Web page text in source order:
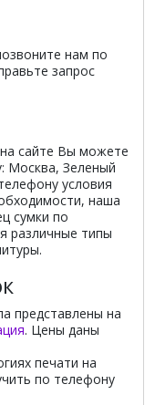
нам по
запрос
сайте Вы можете
Москва, Зеленый
условия
наша
сумки по
различные типы
представлены на
. Цены даны
печати на
по телефону